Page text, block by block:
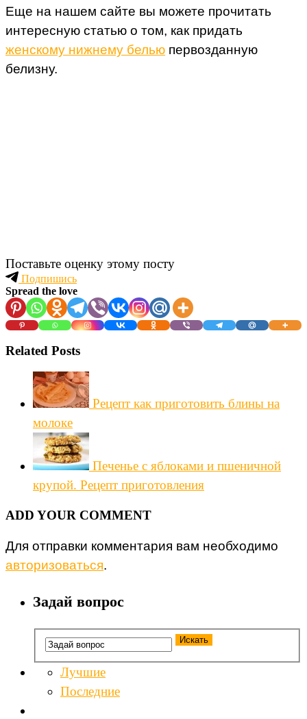
Еще на нашем сайте вы можете прочитать
интересную статью о том, как придать
женскому нижнему белью первозданную
белизну.
Поставьте оценку этому посту
Подпишись
Spread the love
Related Posts
Рецепт как приготовить блины на
молоке
Печенье с яблоками и пшеничной
крупой. Рецепт приготовления
ADD YOUR COMMENT
Для отправки комментария вам необходимо
авторизоваться.
Задай вопрос
Лучшие
Последние